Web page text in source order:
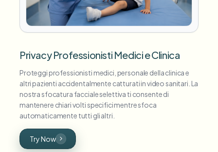
Privacy Professionisti Medici e Clinica
Proteggi professionisti medici, personale della clinica e
altri pazienti accidentalmente catturati in video sanitari. La
nostra sfocatura facciale selettiva ti consente di
mantenere chiari volti specifici mentre sfoca
automaticamente tutti gli altri.
Try Now